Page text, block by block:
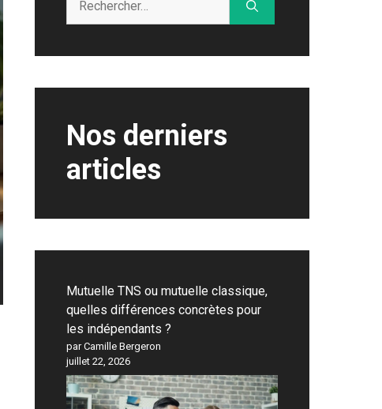
Nos derniers
articles
Mutuelle TNS ou mutuelle classique,
quelles différences concrètes pour
les indépendants ?
par Camille Bergeron
juillet 22, 2026